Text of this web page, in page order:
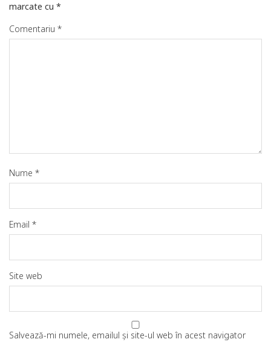
marcate cu *
Comentariu *
Nume *
Email *
Site web
Salvează-mi numele, emailul și site-ul web în acest navigator